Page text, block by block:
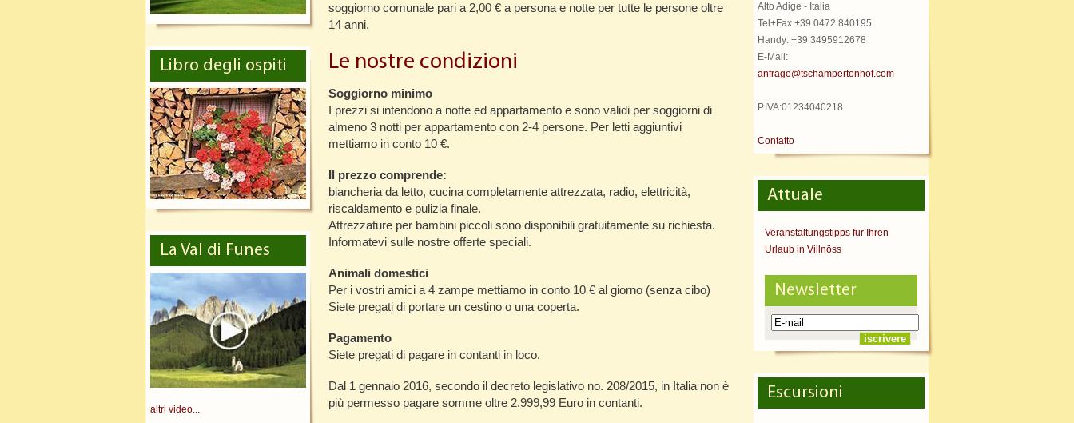
soggiorno comunale pari a 2,00 € a persona e notte per tutte le persone oltre
14 anni.
Le nostre condizioni
Soggiorno minimo
I prezzi si intendono a notte ed appartamento e sono validi per soggiorni di
almeno 3 notti per appartamento con 2-4 persone. Per letti aggiuntivi
mettiamo in conto 10 €.
Il prezzo comprende:
biancheria da letto, cucina completamente attrezzata, radio, elettricità,
riscaldamento e pulizia finale.
Attrezzature per bambini piccoli sono disponibili gratuitamente su richiesta.
Informatevi sulle nostre offerte speciali.
Animali domestici
Per i vostri amici a 4 zampe mettiamo in conto 10 € al giorno (senza cibo)
Siete pregati di portare un cestino o una coperta.
Pagamento
Siete pregati di pagare in contanti in loco.
Dal 1 gennaio 2016, secondo il decreto legislativo no. 208/2015, in Italia non è
più permesso pagare somme oltre 2.999,99 Euro in contanti.
Libro degli ospiti
La Val di Funes
altri video...
Alto Adige - Italia
Tel+Fax +39 0472 840195
Handy: +39 3495912678
E-Mail:
anfrage@tschampertonhof.com
P.IVA:01234040218
Contatto
Attuale
Veranstaltungstipps für Ihren
Urlaub in Villnöss
Newsletter
Escursioni